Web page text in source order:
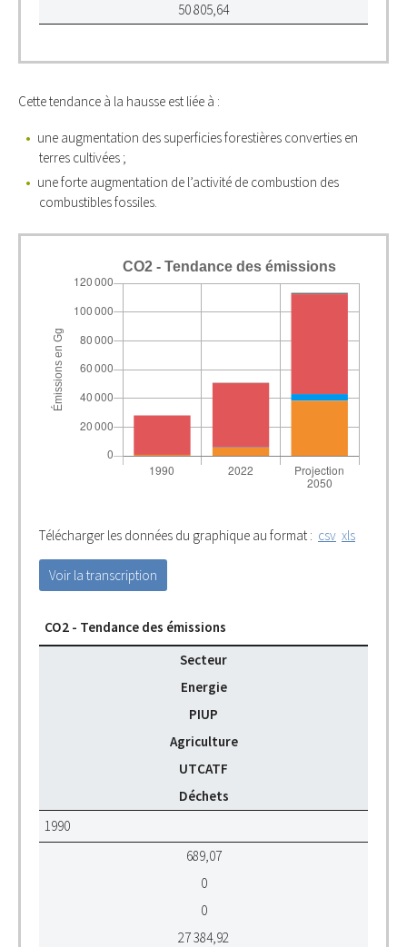
50 805,64
Cette tendance à la hausse est liée à :
une augmentation des superficies forestières converties en
terres cultivées ;
une forte augmentation de l’activité de combustion des
combustibles fossiles.
CO2 - Tendance des émissions
Télécharger les données du graphique au format : csv xls
Voir la transcription
CO2 - Tendance des émissions
Secteur
Energie
PIUP
Agriculture
UTCATF
Déchets
1990
689,07
0
0
27 384,92